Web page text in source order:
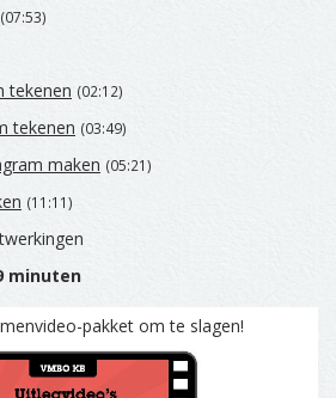
(07:53)
tekenen (02:12)
tekenen (03:49)
maken (05:21)
(11:11)
minuten
pakket om te slagen!